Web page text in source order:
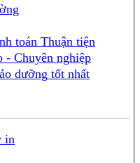
toán Thuận tiện
- Chuyên nghiệp
dưỡng tốt nhất
in